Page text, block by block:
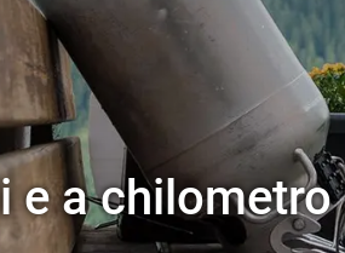
e a chilometro